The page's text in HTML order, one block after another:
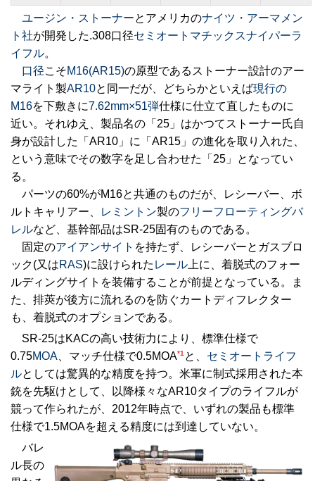
ユージン・ストーナーとアメリカのナイツ・アーマメン
ト社が開発した.308口径セミオートマチック スナイパーラ
イフル。
口径こそM16(AR15)の原型であるストーナー設計のアー
マライト製AR10と同一だが、どちらかといえば現行の
M16を下敷きに7.62mm×51弾仕様に仕立て直したものに
近い。それゆえ、製品名の「25」はかつてストーナー氏自
身が設計した「AR10」に「AR15」の進化を取り入れた、
という意味でその数字を足し合わせた「25」となってい
る。
パーツの60%がM16と共通のものだが、レシーバー、ボ
ルトキャリアー、
レミントン製のフリーフローティングバ
レルなど、基幹部品はSR-25固有のものである。
固定のアイアンサイト を持たず、レシーバーとガスブロ
ック(又はRAS)に設けられた レール 上に、着脱式のフォー
ルディングサイトを装備することが前提となっている。ま
た、排莢が後方に流れるのを防ぐカートディフレクター
も、着脱式のオプションである。
SR-25はKACの高い技術力により、標準仕様で
0.75MOA 、マッチ仕様で0.5MOA*1 と、 セミオートライフ
ルとしては驚異的な精度を持つ。米軍に制式採用された本
銃を先駆けとして、以降様々なAR10タイプのライフルが
競って作られたが、2012年時点で、いずれの製品も標準
仕様で1.5MOAを超える精度には到達していない。
バレ
ル長の